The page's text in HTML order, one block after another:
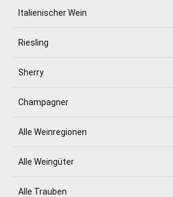
Italienischer Wein
Riesling
Sherry
Champagner
Alle Weinregionen
Alle Weingüter
Alle Trauben